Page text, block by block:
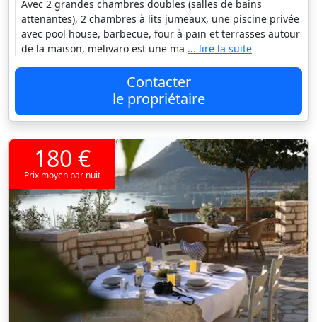
Avec 2 grandes chambres doubles (salles de bains
attenantes), 2 chambres à lits jumeaux, une piscine privée
avec pool house, barbecue, four à pain et terrasses autour
de la maison, melivaro est une ma ... lire la suite
Contacter
le propriétaire
180 €
Prix moyen par nuit